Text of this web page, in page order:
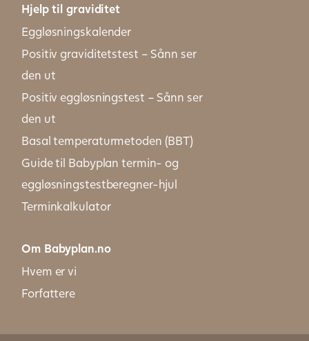
Hjelp til graviditet
Eggløsningskalender
Positiv graviditetstest – Sånn ser
den ut
Positiv eggløsningstest – Sånn ser
den ut
Basal temperaturmetoden (BBT)
Guide til Babyplan termin- og
eggløsningstestberegner-hjul
Terminkalkulator
Om Babyplan.no
Hvem er vi
Forfattere